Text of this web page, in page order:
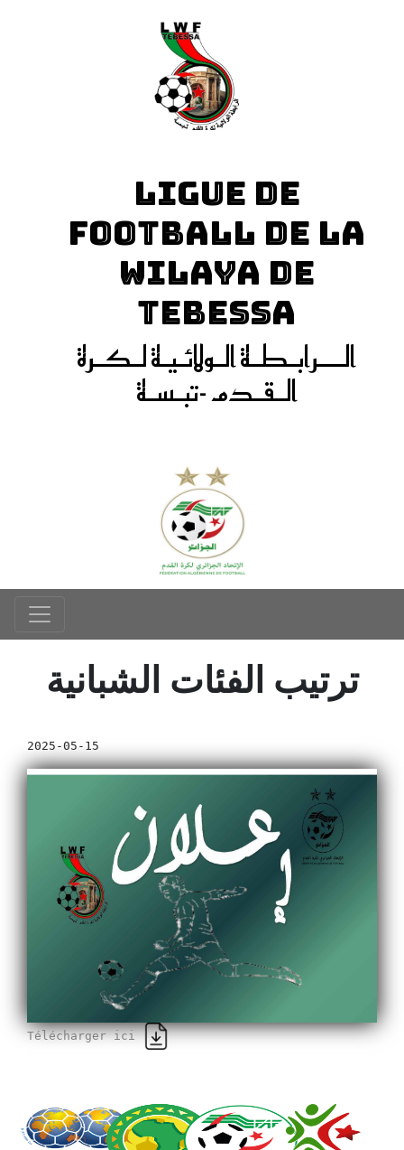
LIGUE DE
FOOTBALL DE LA
WILAYA DE
TEBESSA
الـــرابـطـة الـولائـيـة لـكـرة
الـقـدم -تبـسـة
ترتيب الفئات الشبانية
2025-05-15
Télécharger ici